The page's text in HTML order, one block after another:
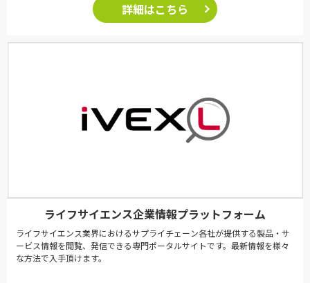
詳細はこちら
ライフサイエンス企業情報プラットフォーム
ライフサイエンス業界におけるサプライチェーン各社が提供する製品・サ
ービス情報を閲覧、発信できる専門ポータルサイトです。最新情報を様々
な方法で入手頂けます。